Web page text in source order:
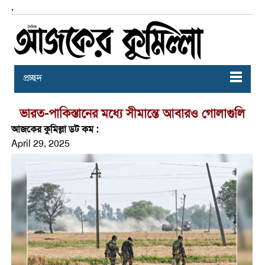
,
প্রচ্ছদ
ভারত-পাকিস্তানের মধ্যে সীমান্তে আবারও গোলাগুলি
আজকের কুমিল্লা ডট কম :
April 29, 2025